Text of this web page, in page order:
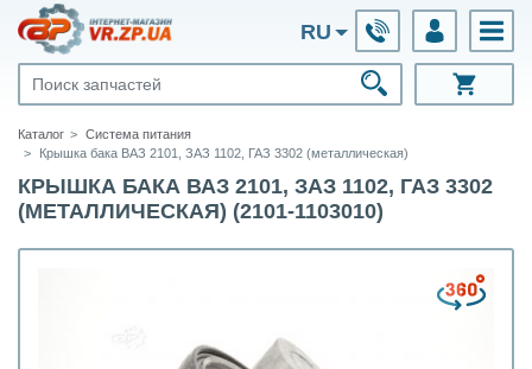
RU
Каталог
Система питания
Крышка бака ВАЗ 2101, ЗАЗ 1102, ГАЗ 3302 (металлическая)
КРЫШКА БАКА ВАЗ 2101, ЗАЗ 1102, ГАЗ 3302
(МЕТАЛЛИЧЕСКАЯ) (2101-1103010)